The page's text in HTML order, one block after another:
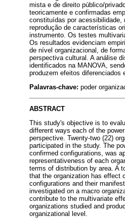
mista e de direito público/
teoricamente e confirmadas
constituídas por acessibilidade,
reprodução de características
instrumento. Os testes
Os resultados evidenciam
de nível organizacional, de
perspectiva cultural. A análise
identificados na MANOVA,
produzem efeitos diferenciados
Palavras-chave: poder
ABSTRACT
This study's objective is to
different ways each of the
perspective. Twenty-two (22)
participated in the study. The
confirmed configurations, was
representativeness of each
terms of distribution by area. A
that the organization has effect
configurations and their
investigated on a macro
contribute to the multivariate
organizations studied and
organizational level.